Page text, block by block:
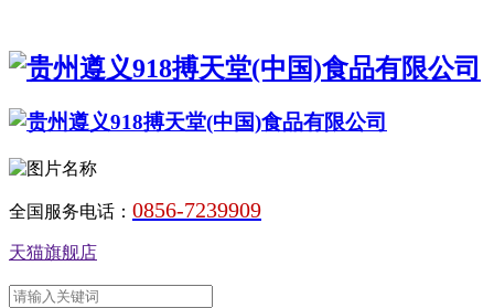
全国服务电话： 0856-7239909
天猫旗舰店